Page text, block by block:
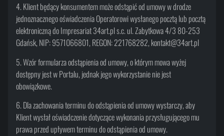
4. Klient będący konsumentem może odstąpić od umowy w drodze
jednoznacznego oświadczenia Operatorowi wysłanego pocztą lub pocztą
elektroniczną do Impresariat 34art.pl s.c. ul. Zabytkowa 4/3 80-253
Gdańsk, NIP: 9571066801, REGON: 221768282, kontakt@34art.pl
5. Wzór formularza odstąpienia od umowy, o którym mowa wyżej
dostępny jest w Portalu, jednak jego wykorzystanie nie jest
obowiązkowe.
6. Dla zachowania terminu do odstąpienia od umowy wystarczy, aby
Klient wysłał oświadczenie dotyczące wykonania przysługującego mu
prawa przed upływem terminu do odstąpienia od umowy.